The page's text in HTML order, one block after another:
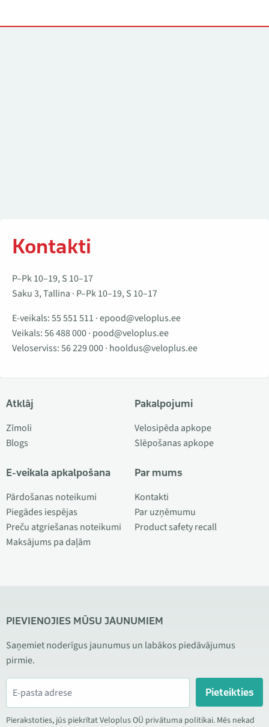
Kontakti
P–Pk 10–19, S 10–17
Saku 3, Tallina · P–Pk 10–19, S 10–17
E-veikals:55 551 511 ·epood@veloplus.ee
Veikals:56 488 000· pood@veloplus.ee
Veloserviss:56 229 000· hooldus@veloplus.ee
Atklāj
Zīmoli
Blogs
E-veikala apkalpošana
Pārdošanas noteikumi
Piegādes iespējas
Preču atgriešanas noteikumi
Maksājums pa daļām
Pakalpojumi
Velosipēda apkope
Slēpošanas apkope
Par mums
Kontakti
Par uzņēmumu
Product safety recall
PIEVIENOJIES MŪSU JAUNUMIEM
Saņemiet noderīgus jaunumus un labākos piedāvājumus
pirmie.
Pieteikties
Pierakstoties, jūs piekrītat Veloplus OÜ privātuma politikai. Mēs nekad